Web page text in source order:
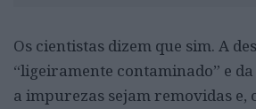
Os cientistas dizem que sim. A
“ligeiramente contaminado” e
a impurezas sejam removidas e,